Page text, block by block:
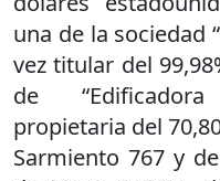
una de la sociedad
vez titular del
de
propietaria del
Sarmiento 767 y